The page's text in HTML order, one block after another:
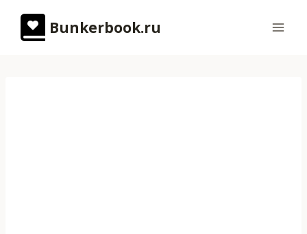
содержимому
Bunkerbook.ru